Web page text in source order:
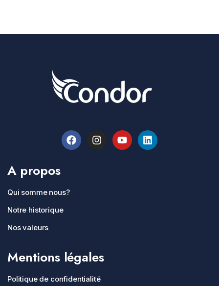
A propos
Qui somme nous?
Notre historique
Nos valeurs
Mentions légales
Politique de confidentialité